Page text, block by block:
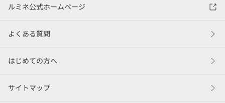
ルミネ公式ホームページ
よくある質問
はじめての方へ
サイトマップ